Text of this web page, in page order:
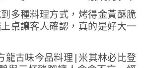
多種料理方式，烤得金黃酥脆
桌讓客人確認，真的是好大一